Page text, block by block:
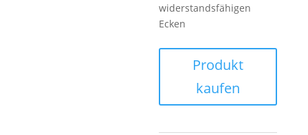
widerstandsfähigen
Ecken
Produkt
kaufen